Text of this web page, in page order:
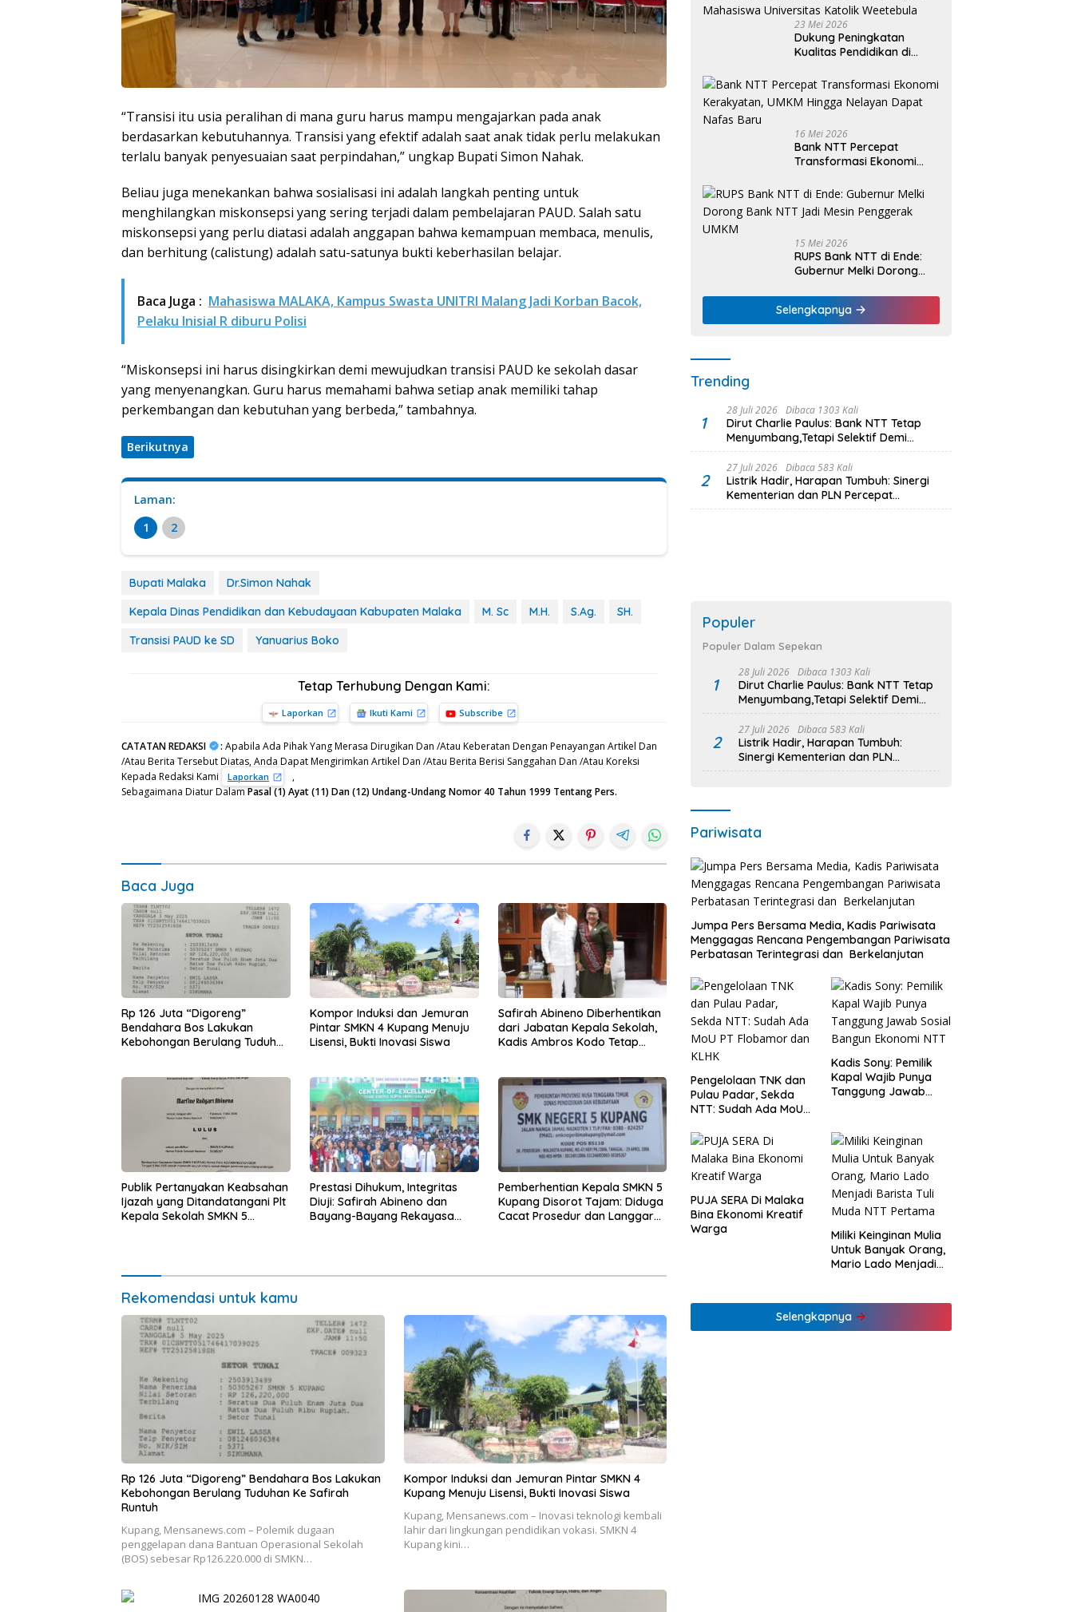
“Transisi itu usia peralihan di mana guru harus mampu mengajarkan pada anak
berdasarkan kebutuhannya. Transisi yang efektif adalah saat anak tidak perlu melakukan
terlalu banyak penyesuaian saat perpindahan,” ungkap Bupati Simon Nahak.
Beliau juga menekankan bahwa sosialisasi ini adalah langkah penting untuk
menghilangkan miskonsepsi yang sering terjadi dalam pembelajaran PAUD. Salah satu
miskonsepsi yang perlu diatasi adalah anggapan bahwa kemampuan membaca, menulis,
dan berhitung (calistung) adalah satu-satunya bukti keberhasilan belajar.
Baca Juga : Mahasiswa MALAKA, Kampus Swasta UNITRI Malang Jadi Korban Bacok,
Pelaku Inisial R diburu Polisi
“Miskonsepsi ini harus disingkirkan demi mewujudkan transisi PAUD ke sekolah dasar
yang menyenangkan. Guru harus memahami bahwa setiap anak memiliki tahap
perkembangan dan kebutuhan yang berbeda,” tambahnya.
Berikutnya
Laman:
1
2
Bupati Malaka
Dr.Simon Nahak
Kepala Dinas Pendidikan dan Kebudayaan Kabupaten Malaka
M. Sc M.H. S.Ag.
SH.
Transisi PAUD ke SD
Yanuarius Boko
Tetap Terhubung Dengan Kami:
Laporkan Ikuti Kami Subscribe
CATATAN REDAKSI : Apabila Ada Pihak Yang Merasa Dirugikan Dan /Atau Keberatan Dengan Penayangan Artikel Dan
/Atau Berita Tersebut Diatas, Anda Dapat Mengirimkan Artikel Dan /Atau Berita Berisi Sanggahan Dan /Atau Koreksi
Kepada Redaksi Kami
Laporkan
,
Sebagaimana Diatur DalamPasal (1) Ayat (11) Dan (12) Undang-Undang Nomor 40 Tahun 1999 Tentang Pers.
Baca Juga
Rp 126 Juta “Digoreng”
Bendahara Bos Lakukan
Kebohongan Berulang Tuduhan
Kompor Induksi dan Jemuran
Pintar SMKN 4 Kupang Menuju
Lisensi, Bukti Inovasi Siswa
Safirah Abineno Diberhentikan
dari Jabatan Kepala Sekolah,
Kadis Ambros Kodo Tetap
Publik Pertanyakan Keabsahan
Ijazah yang Ditandatangani Plt
Kepala Sekolah SMKN 5
Prestasi Dihukum, Integritas
Diuji: Safirah Abineno dan
Bayang-Bayang Rekayasa
Pemberhentian Kepala SMKN 5
Kupang Disorot Tajam: Diduga
Cacat Prosedur dan Langgar
Rekomendasi untuk kamu
Rp 126 Juta “Digoreng” Bendahara Bos Lakukan
Kebohongan Berulang Tuduhan Ke Safirah
Runtuh
Kupang, Mensanews.com – Polemik dugaan
penggelapan dana Bantuan Operasional Sekolah
(BOS) sebesar Rp126.220.000 di SMKN…
Kompor Induksi dan Jemuran Pintar SMKN 4
Kupang Menuju Lisensi, Bukti Inovasi Siswa
Kupang, Mensanews.com – Inovasi teknologi kembali
lahir dari lingkungan pendidikan vokasi. SMKN 4
Kupang kini…
23 Mei 2026
Dukung Peningkatan
Kualitas Pendidikan di
Beasiswa bagi 59
Mahasiswa Universitas
Katolik Weetebula
16 Mei 2026
Bank NTT Percepat
Transformasi Ekonomi
Nelayan Dapat Nafas
Baru
15 Mei 2026
RUPS Bank NTT di Ende:
Gubernur Melki Dorong
Penggerak UMKM
Selengkapnya
Trending
1
28 Juli 2026 Dibaca 1303 Kali
Dirut Charlie Paulus: Bank NTT Tetap
Menyumbang,Tetapi Selektif Demi
Kepentingan Masyarakat
2
27 Juli 2026 Dibaca 583 Kali
Listrik Hadir, Harapan Tumbuh: Sinergi
Kementerian dan PLN Percepat
Pembangunan Infrastruktur Desa
Populer
Populer Dalam Sepekan
1
28 Juli 2026 Dibaca 1303 Kali
Dirut Charlie Paulus: Bank NTT Tetap
Menyumbang,Tetapi Selektif Demi
Kepentingan Masyarakat
2
27 Juli 2026 Dibaca 583 Kali
Listrik Hadir, Harapan Tumbuh:
Sinergi Kementerian dan PLN
Percepat Pembangunan Infrastruktur
Pariwisata
Jumpa Pers Bersama Media, Kadis Pariwisata
Menggagas Rencana Pengembangan Pariwisata
Perbatasan Terintegrasi dan Berkelanjutan
Pengelolaan TNK dan
Pulau Padar, Sekda
NTT: Sudah Ada MoU
KLHK
Kadis Sony: Pemilik
Kapal Wajib Punya
Tanggung Jawab
PUJA SERA Di Malaka
Bina Ekonomi Kreatif
Warga
Miliki Keinginan Mulia
Untuk Banyak Orang,
Mario Lado Menjadi
Selengkapnya